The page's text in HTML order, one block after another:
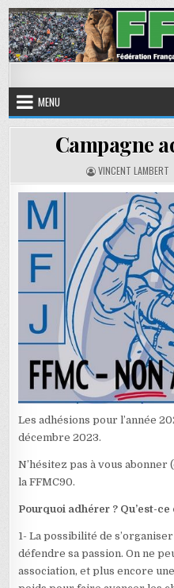
Skip to content
FFMC90
MENU
Campagne
AUTHOR:
VINCENT LAMBERT
Les adhésions pour l’année
décembre 2023.
N’hésitez pas à vous
la FFMC90.
Pourquoi adhérer ? Qu’est-
1- La possibilité de
défendre sa passion. On ne
association, et plus encore